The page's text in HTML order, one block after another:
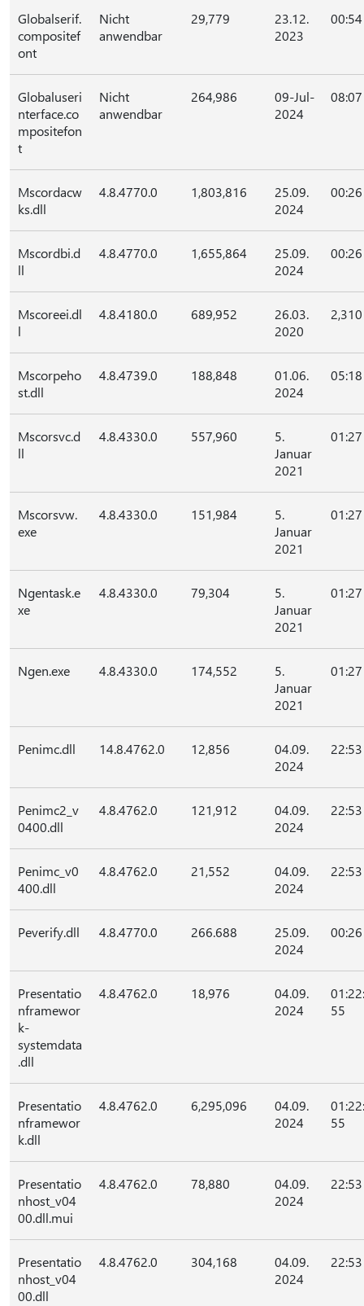
Globalserif.
compositef
ont
Nicht
anwendbar
29,779
23.12.
2023
00:54
Globaluseri
nterface.co
mpositefon
t
Nicht
anwendbar
264,986
09-Jul-
2024
08:07
Mscordacw
ks.dll
4.8.4770.0 1,803,816
25.09.
2024
00:26
Mscordbi.d
ll
4.8.4770.0 1,655,864
25.09.
2024
00:26
Mscoreei.dl
l
4.8.4180.0 689,952
26.03.
2020
2,310
Mscorpeho
st.dll
4.8.4739.0 188,848
01.06.
2024
05:18
Mscorsvc.d
ll
4.8.4330.0 557,960
5.
Januar
2021
01:27
Mscorsvw.
exe
4.8.4330.0 151,984
5.
Januar
2021
01:27
Ngentask.e
xe
4.8.4330.0 79,304
5.
Januar
2021
01:27
Ngen.exe 4.8.4330.0 174,552
5.
Januar
2021
01:27
Penimc.dll 14.8.4762.0 12,856
04.09.
2024
22:53
Penimc2_v
0400.dll
4.8.4762.0 121,912
04.09.
2024
22:53
Penimc_v0
400.dll
4.8.4762.0 21,552
04.09.
2024
22:53
Peverify.dll 4.8.4770.0 266.688
25.09.
2024
00:26
Presentatio
nframewor
k-
systemdata
.dll
4.8.4762.0 18,976
04.09.
2024
01:22:
55
Presentatio
nframewor
k.dll
4.8.4762.0 6,295,096
04.09.
2024
01:22:
55
Presentatio
nhost_v04
00.dll.mui
4.8.4762.0 78,880
04.09.
2024
22:53
Presentatio
nhost_v04
00.dll
4.8.4762.0 304,168
04.09.
2024
22:53